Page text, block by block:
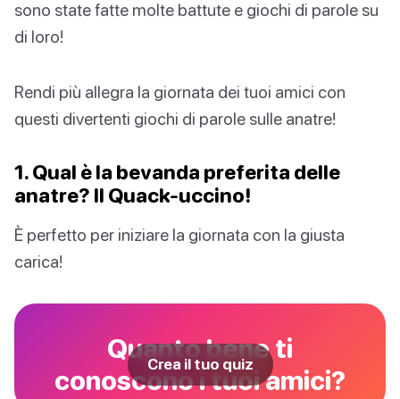
sono state fatte molte battute e giochi di parole su
di loro!
Rendi più allegra la giornata dei tuoi amici con
questi divertenti giochi di parole sulle anatre!
1. Qual è la bevanda preferita delle
anatre? Il Quack-uccino!
È perfetto per iniziare la giornata con la giusta
carica!
Quanto bene ti
conoscono i tuoi amici?
Crea il tuo quiz